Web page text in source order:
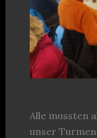
Alle mussten
unser